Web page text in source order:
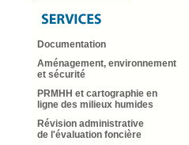
Documentation
Aménagement, environnement
et sécurité
PRMHH et cartographie en
ligne des milieux humides
Révision administrative
de l'évaluation foncière